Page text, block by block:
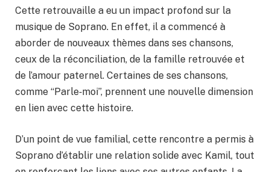
Cette retrouvaille a eu un impact profond sur la
musique de Soprano. En effet, il a commencé à
aborder de nouveaux thèmes dans ses chansons,
ceux de la réconciliation, de la famille retrouvée et
de l’amour paternel. Certaines de ses chansons,
comme “Parle‑moi”, prennent une nouvelle dimension
en lien avec cette histoire.
D’un point de vue familial, cette rencontre a permis à
Soprano d’établir une relation solide avec Kamil, tout